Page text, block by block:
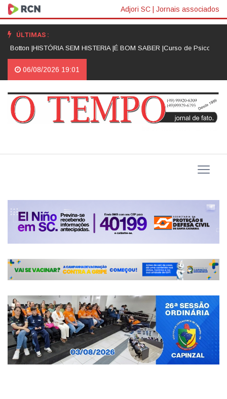
Adjori SC | Jornais associados
ÚLTIMAS :
Botton |HISTÓRIA SEM HISTERIA |É BOM SABER |Curso de Psicologia
06/08/2026 19:01